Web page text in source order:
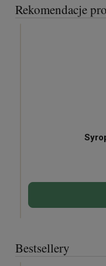
Rekomendacje
Bestsellery